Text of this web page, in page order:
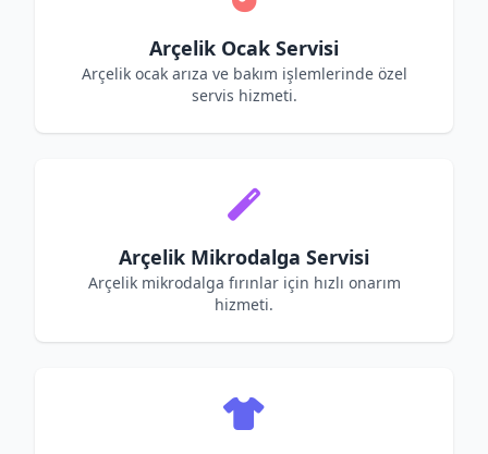
Arçelik Ocak Servisi
Arçelik ocak arıza ve bakım işlemlerinde özel
servis hizmeti.
Arçelik Mikrodalga Servisi
Arçelik mikrodalga fırınlar için hızlı onarım
hizmeti.